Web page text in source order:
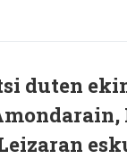
duten